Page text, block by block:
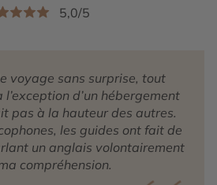
5,0/5
voyage sans surprise, tout
l’exception d’un hébergement
pas à la hauteur des autres.
les guides ont fait de
un anglais volontairement
compréhension.